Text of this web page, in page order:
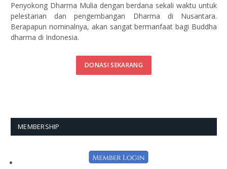
Penyokong Dharma Mulia dengan berdana sekali waktu untuk
pelestarian dan pengembangan Dharma di Nusantara.
Berapapun nominalnya, akan sangat bermanfaat bagi Buddha
dharma di Indonesia.
DONASI SEKARANG
MEMBERSHIP